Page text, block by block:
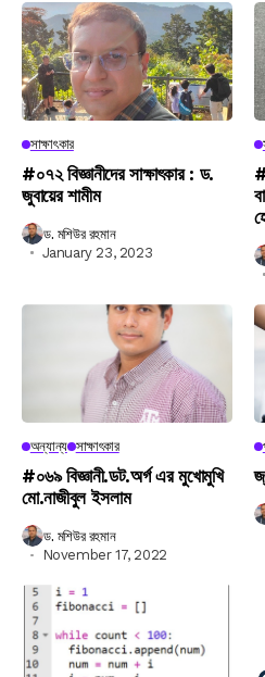
সাক্ষাৎকার
#০৭২ বিজ্ঞানীদের সাক্ষাৎকার : ড.
জুবায়ের শামীম
ড. মশিউর রহমান
January 23, 2023
অন্যান্য সাক্ষাৎকার
#০৬৯ বিজ্ঞানী.ডট.অর্গ এর মুখোমুখি
মো.নাজীবুল ইসলাম
ড. মশিউর রহমান
November 17, 2022